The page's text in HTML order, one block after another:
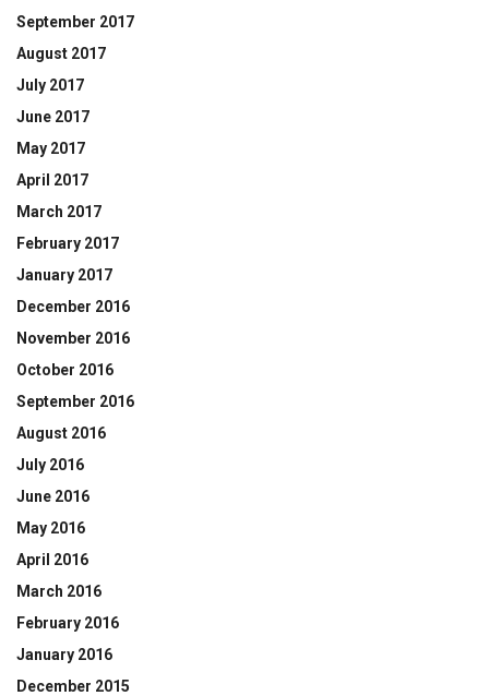
September 2017
August 2017
July 2017
June 2017
May 2017
April 2017
March 2017
February 2017
January 2017
December 2016
November 2016
October 2016
September 2016
August 2016
July 2016
June 2016
May 2016
April 2016
March 2016
February 2016
January 2016
December 2015